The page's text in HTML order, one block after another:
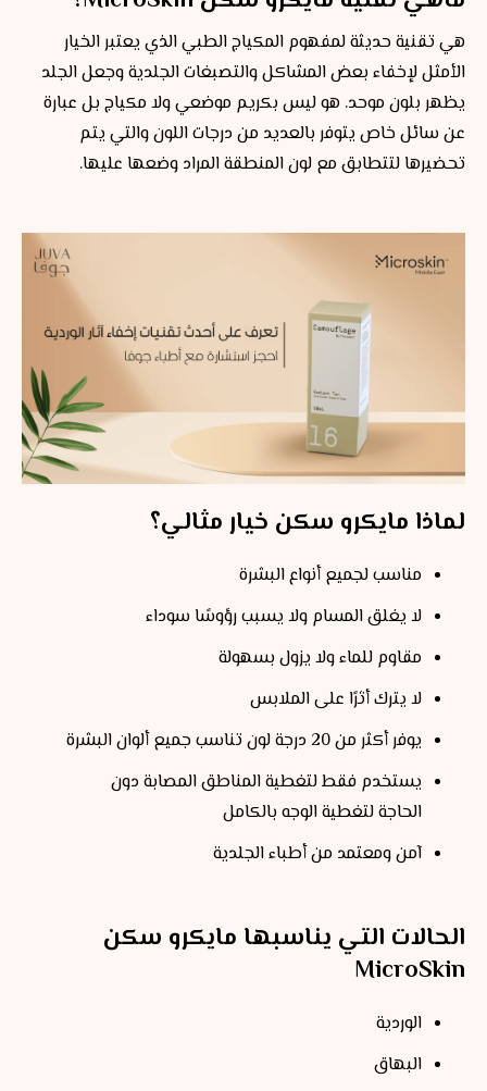
هي تقنية حديثة لمفهوم المكياج الطبي الذي يعتبر الخيار
الأمثل لإخفاء بعض المشاكل والتصبغات الجلدية وجعل الجلد
يظهر بلون موحد. هو ليس بكريم موضعي ولا مكياج بل عبارة
عن سائل خاص يتوفر بالعديد من درجات اللون والتي يتم
تحضيرها لتتطابق مع لون المنطقة المراد وضعها عليها.
لماذا مايكرو سكن خيار مثالي؟
مناسب لجميع أنواع البشرة
لا يغلق المسام ولا يسبب رؤوسًا سوداء
مقاوم للماء ولا يزول بسهولة
لا يترك أثرًا على الملابس
يوفر أكثر من 20 درجة لون تناسب جميع ألوان البشرة
يستخدم فقط لتغطية المناطق المصابة دون
الحاجة لتغطية الوجه بالكامل
آمن ومعتمد من أطباء الجلدية
الحالات التي يناسبها مايكرو سكن
MicroSkin
الوردية
البهاق